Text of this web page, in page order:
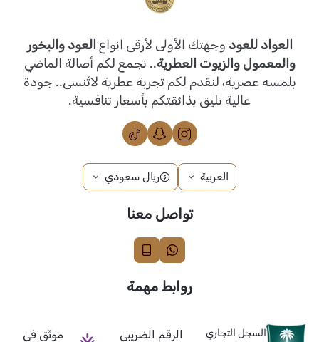
العواد للعود وجهتك الأولى لأرقى انواع العود والبخور
والمعمول والزيوت العطرية.. نجمع لكم أصالة الماضي
بلمسه عصرية، لنقدم لكم تجربة عطرية لاتُنسى.. جودة
عالية تليق بذائقتكم بأسعار تنافسية.
العربية ريال سعودي
تواصل معنا
روابط مهمة
السجل التجاري الرقم الضريبي موثّق في